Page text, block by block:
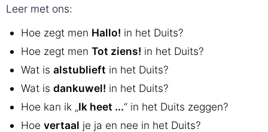
Leer met ons:
Hoe zegt men Hallo! in het Duits?
Hoe zegt men Tot ziens! in het Duits?
Wat is alstublieft in het Duits?
Wat is dankuwel! in het Duits?
Hoe kan ik „Ik heet ...“ in het Duits zeggen?
Hoe vertaal je ja en nee in het Duits?